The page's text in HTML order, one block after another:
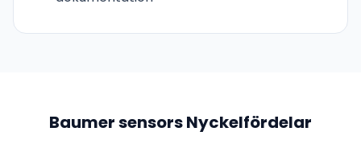
Baumer sensorsNyckelfördelar